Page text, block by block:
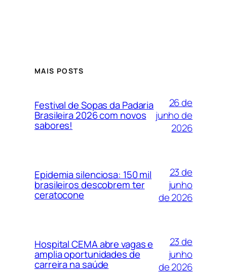
MAIS POSTS
Festival de Sopas da Padaria
Brasileira 2026 com novos
sabores!
26 de
junho de
2026
Epidemia silenciosa: 150 mil
brasileiros descobrem ter
ceratocone
23 de
junho
de 2026
Hospital CEMA abre vagas e
amplia oportunidades de
carreira na saúde
23 de
junho
de 2026